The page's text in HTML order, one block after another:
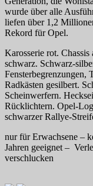
wurde über alle
liefen über 1,2
Rekord für Opel.
Karosserie rot.
schwarz. Schwarz-
Fensterbegrenzungen,
Radkästen gesilbert.
Scheinwerfern.
Rücklichtern. Opel-
schwarzer Rallye-
nur für Erwachsene –
Jahren geeignet –
verschlucken